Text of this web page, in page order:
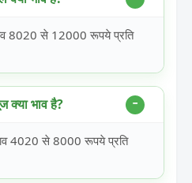
8020 से 12000 रूपये प्रति
भाव है?
4020 से 8000 रूपये प्रति